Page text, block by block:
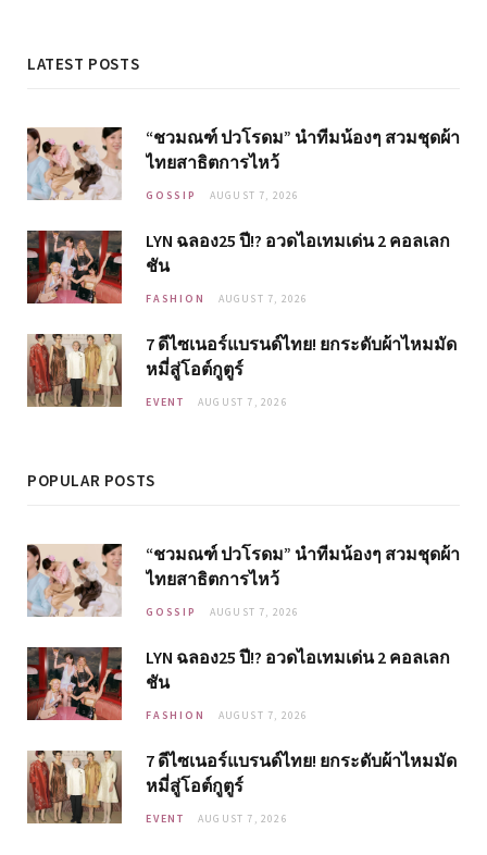
LATEST POSTS
“ชวมณฑ์ ปวโรดม” นำทีมน้องๆ สวมชุดผ้า
ไทยสาธิตการไหว้
GOSSIP AUGUST 7, 2026
LYN ฉลอง25 ปี!? อวดไอเทมเด่น 2 คอลเลก
ชัน
FASHION AUGUST 7, 2026
7 ดีไซเนอร์แบรนด์ไทย! ยกระดับผ้าไหมมัด
หมี่สู่โอต์กูตูร์
EVENT AUGUST 7, 2026
POPULAR POSTS
“ชวมณฑ์ ปวโรดม” นำทีมน้องๆ สวมชุดผ้า
ไทยสาธิตการไหว้
GOSSIP AUGUST 7, 2026
LYN ฉลอง25 ปี!? อวดไอเทมเด่น 2 คอลเลก
ชัน
FASHION AUGUST 7, 2026
7 ดีไซเนอร์แบรนด์ไทย! ยกระดับผ้าไหมมัด
หมี่สู่โอต์กูตูร์
EVENT AUGUST 7, 2026